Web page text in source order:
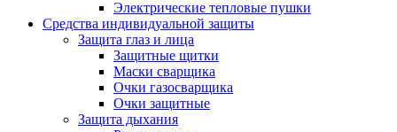
Электрические тепловые пушки
Средства индивидуальной защиты
Защита глаз и лица
Защитные щитки
Маски сварщика
Очки газосварщика
Очки защитные
Защита дыхания